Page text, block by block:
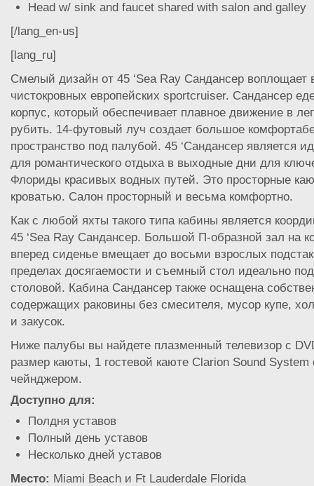
Head w/ sink and faucet shared with salon and galley
[/lang_en-us]
[lang_ru]
Смелый дизайн от 45 ‘Sea Ray Сандансер
чистокровных европейских sportcruiser. Сандансер
корпус, который обеспечивает плавное движение в
рубить. 14-футовый луч создает большое
пространство под палубой. 45 ‘Сандансер является
для романтического отдыха в выходные дни для
Флориды красивых водных путей. Это просторные
кроватью. Салон просторный и весьма комфортно.
Как с любой яхты такого типа кабины является
45 ‘Sea Ray Сандансер. Большой П-образной зал на
вперед сиденье вмещает до восьми взрослых
пределах досягаемости и съемный стол идеально
столовой. Кабина Сандансер также оснащена
содержащих раковины без смесителя, мусор купе,
и закусок.
Ниже палубы вы найдете плазменный телевизор с
размер каюты, 1 гостевой каюте Clarion Sound
чейнджером.
Доступно для:
Полдня уставов
Полный день уставов
Несколько дней уставов
Место: Miami Beach и Ft Lauderdale Florida